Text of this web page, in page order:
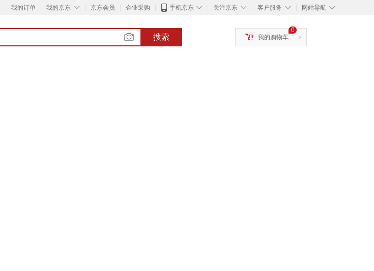
我的订单 ◇
我的京东 京东会员 企业采购 ◇
手机京东 ◇
关注京东 ◇
客户服务 ◇
网站导航
搜索 >
0
我的购物车